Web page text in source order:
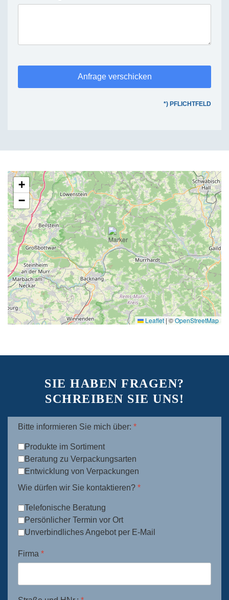
Anfrage verschicken
*) PFLICHTFELD
+
−
Leaflet|©OpenStreetMap
SIE HABEN FRAGEN?
SCHREIBEN SIE UNS!
Bitte informieren Sie mich über: *
Produkte im Sortiment
Beratung zu Verpackungsarten
Entwicklung von Verpackungen
Wie dürfen wir Sie kontaktieren? *
Telefonische Beratung
Persönlicher Termin vor Ort
Unverbindliches Angebot per E-Mail
Firma *